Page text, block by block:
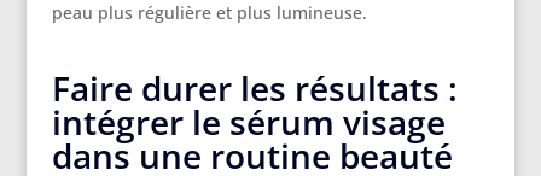
peau plus régulière et plus lumineuse.
Faire durer les résultats :
intégrer le sérum visage
dans une routine beauté